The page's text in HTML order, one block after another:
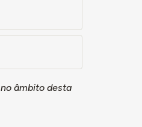
no âmbito desta